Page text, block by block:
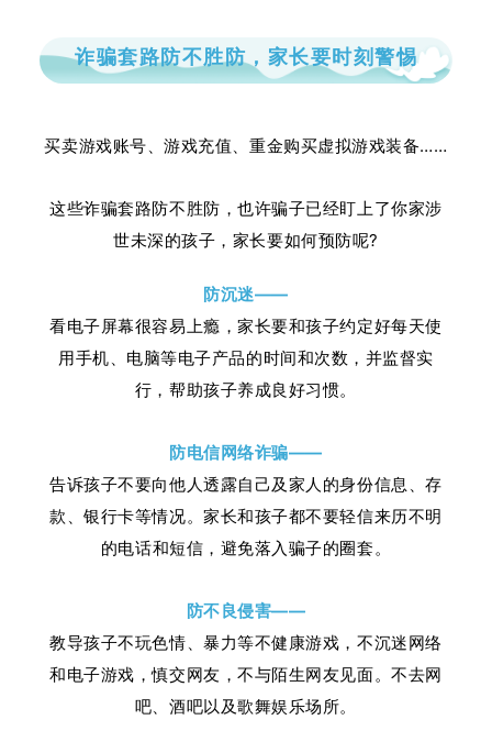
诈骗套路防不胜防，家长要时刻警惕
买卖游戏账号、游戏充值、重金购买虚拟游戏装备……
这些诈骗套路防不胜防，也许骗子已经盯上了你家涉
世未深的孩子，家长要如何预防呢?
防沉迷——
看电子屏幕很容易上瘾，家长要和孩子约定好每天使
用手机、电脑等电子产品的时间和次数，并监督实
行，帮助孩子养成良好习惯。
防电信网络诈骗——
告诉孩子不要向他人透露自己及家人的身份信息、存
款、银行卡等情况。家长和孩子都不要轻信来历不明
的电话和短信，避免落入骗子的圈套。
防不良侵害——
教导孩子不玩色情、暴力等不健康游戏，不沉迷网络
和电子游戏，慎交网友，不与陌生网友见面。不去网
吧、酒吧以及歌舞娱乐场所。